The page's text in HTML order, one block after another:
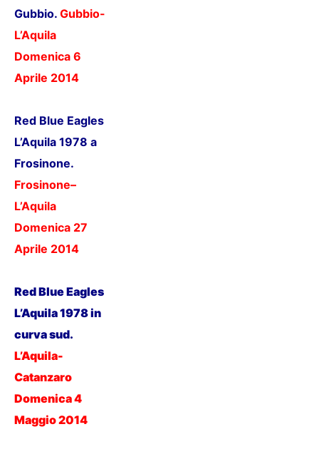
Gubbio. Gubbio-
L’Aquila
Domenica 6
Aprile 2014
Red Blue Eagles
L’Aquila 1978 a
Frosinone.
Frosinone–
L’Aquila
Domenica 27
Aprile 2014
Red Blue Eagles
L’Aquila 1978 in
curva sud.
L’Aquila-
Catanzaro
Domenica 4
Maggio 2014